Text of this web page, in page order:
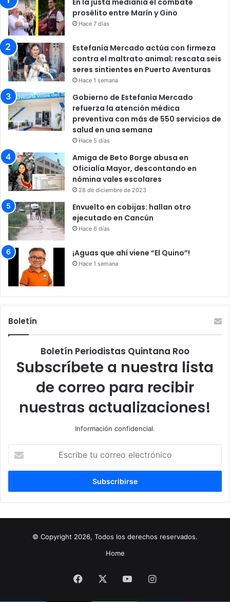
prosélito entre Marín y Gino
Hace 7 días
Estefanía Mercado actúa con firmeza
contra el maltrato animal; rescata seis
seres sintientes en Puerto Aventuras
Hace 1 semana
Gobierno de Estefanía Mercado
refuerza la atención médica
preventiva con más de 550 servicios de
salud en una semana
Hace 5 días
Amiga de Beto Borge abusa en
Oficialía Mayor, descontando en
nómina vales escolares
28 de diciembre de 2023
Envuelto en cobijas: hallan otro
ejecutado en Cancún
Hace 6 días
¡Aguas que ahí viene “El Quino”!
Hace 1 semana
Boletín
Boletín Periodistas Quintana Roo
Subscríbete a nuestra lista
de correo para recibir
nuestras actualizaciones!
Información confidencial.
correo
© Copyright 2026, Todos los derechos reservados.
Home
Facebook YouTubeInstagram